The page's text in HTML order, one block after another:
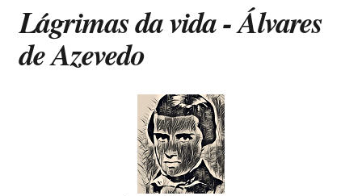
Lágrimas da vida - Álvares
de Azevedo